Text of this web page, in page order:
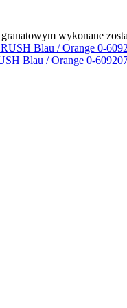
wykonane
Blau / Orange 0-